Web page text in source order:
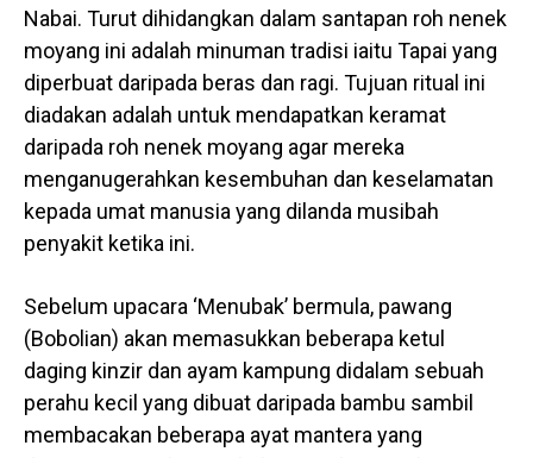
Nabai. Turut dihidangkan dalam santapan roh nenek
moyang ini adalah minuman tradisi iaitu Tapai yang
diperbuat daripada beras dan ragi. Tujuan ritual ini
diadakan adalah untuk mendapatkan keramat
daripada roh nenek moyang agar mereka
menganugerahkan kesembuhan dan keselamatan
kepada umat manusia yang dilanda musibah
penyakit ketika ini.
Sebelum upacara ‘Menubak’ bermula, pawang
(Bobolian) akan memasukkan beberapa ketul
daging kinzir dan ayam kampung didalam sebuah
perahu kecil yang dibuat daripada bambu sambil
membacakan beberapa ayat mantera yang